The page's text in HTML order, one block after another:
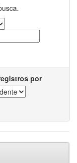
por